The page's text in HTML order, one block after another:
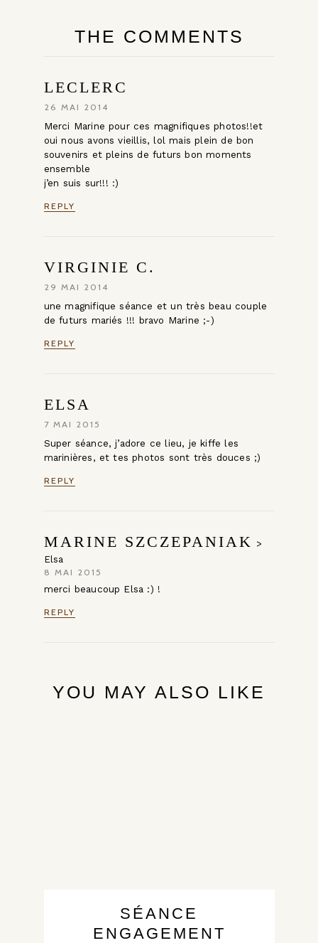
THE COMMENTS
LECLERC
26 MAI 2014
Merci Marine pour ces magnifiques photos!!et
oui nous avons vieillis, lol mais plein de bon
souvenirs et pleins de futurs bon moments
ensemble
j’en suis sur!!! :)
REPLY
VIRGINIE C.
29 MAI 2014
une magnifique séance et un très beau couple
de futurs mariés !!! bravo Marine ;-)
REPLY
ELSA
7 MAI 2015
Super séance, j’adore ce lieu, je kiffe les
marinières, et tes photos sont très douces ;)
REPLY
MARINE SZCZEPANIAK >
Elsa
8 MAI 2015
merci beaucoup Elsa :) !
REPLY
YOU MAY ALSO LIKE
SÉANCE
ENGAGEMENT